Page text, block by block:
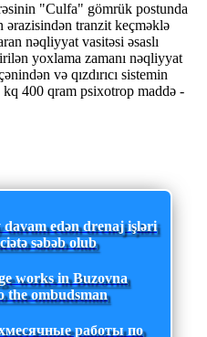
"Culfa" gömrük postunda
ərazisindən tranzit keçməklə
nəqliyyat vasitəsi əsaslı
yoxlama zamanı nəqliyyat
və qızdırıcı sistemin
kq 400 qram psixotrop maddə -
edən drenaj işləri
səbəb olub
works in Buzovna
the ombudsman
работы по